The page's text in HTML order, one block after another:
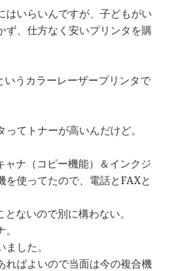
はいらいんですが、子どもがい
ず、仕方なく安いプリンタを購
いうカラーレーザープリンタで
てトナーが高いんだけど。
ャナ（コピー機能）＆インクジ
を使ってたので、電話とFAXと
ないので別に構わない。
した。
ればよいので当面は今の複合機